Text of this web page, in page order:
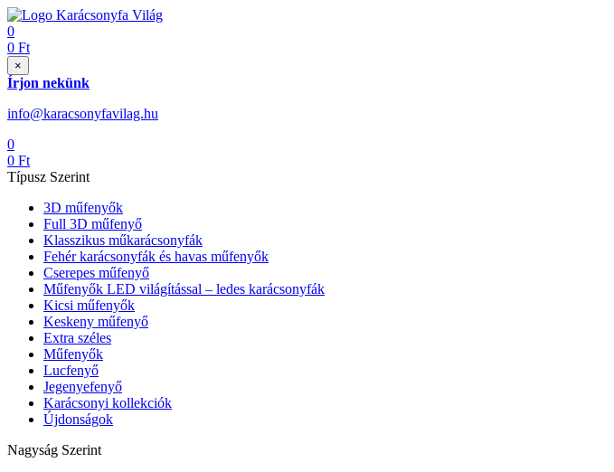
0
0 Ft
×
Írjon nekünk
info@karacsonyfavilag.hu
0
0 Ft
Típusz Szerint
3D műfenyők
Full 3D műfenyő
Klasszikus műkarácsonyfák
Fehér karácsonyfák és havas műfenyők
Cserepes műfenyő
Műfenyők LED világítással – ledes karácsonyfák
Kicsi műfenyők
Keskeny műfenyő
Extra széles
Műfenyők
Lucfenyő
Jegenyefenyő
Karácsonyi kollekciók
Újdonságok
Nagyság Szerint